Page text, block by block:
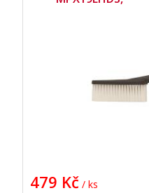
479 Kč / ks